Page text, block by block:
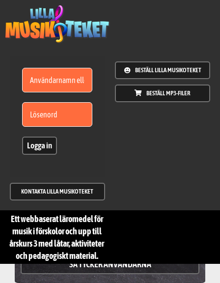
innehållet
Logga in
BESTÄLL LILLA MUSIKOTEKET
BESTÄLL MP3-FILER
KONTAKTA LILLA MUSIKOTEKET
Ett webbaserat läromedel för
musik i förskolor och upp till
årskurs 3 med låtar, aktiviteter
och pedagogiskt material.
SÅ TYCKER ANVÄNDARNA